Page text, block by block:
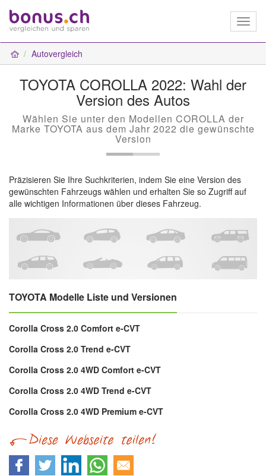
Autovergleich
TOYOTA COROLLA 2022: Wahl der
Version des Autos
Wählen Sie unter den Modellen COROLLA der
Marke TOYOTA aus dem Jahr 2022 die gewünschte
Version
Präzisieren Sie Ihre Suchkriterien, indem Sie eine Version des
gewünschten Fahrzeugs wählen und erhalten Sie so Zugriff auf
alle wichtigen Informationen über dieses Fahrzeug.
TOYOTA Modelle Liste und Versionen
Corolla Cross 2.0 Comfort e-CVT
Corolla Cross 2.0 Trend e-CVT
Corolla Cross 2.0 4WD Comfort e-CVT
Corolla Cross 2.0 4WD Trend e-CVT
Corolla Cross 2.0 4WD Premium e-CVT